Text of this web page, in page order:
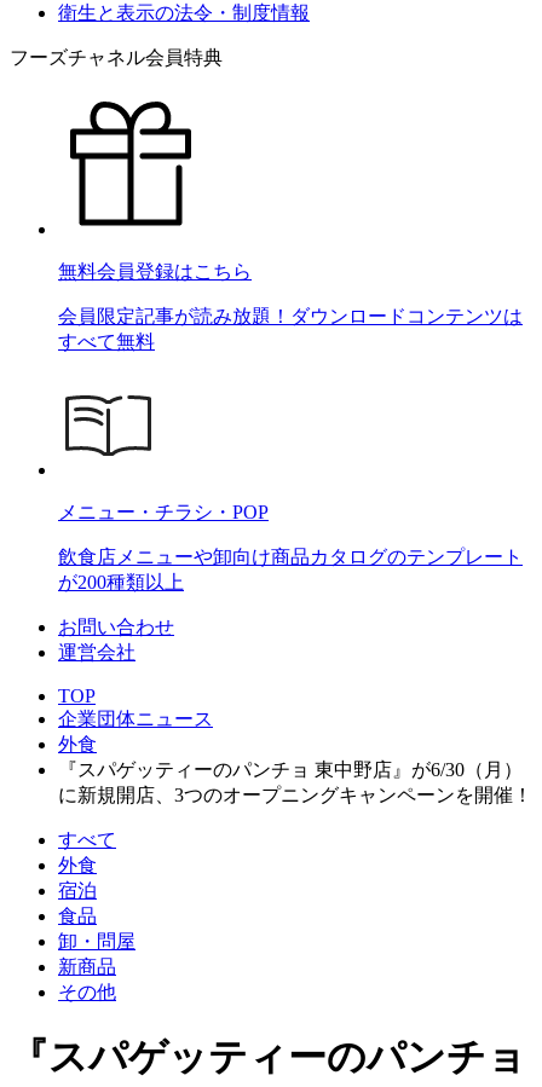
衛生と表示の法令・制度情報
フーズチャネル会員特典
無料会員登録はこちら
会員限定記事が読み放題！ダウンロードコンテンツは
すべて無料
メニュー・チラシ・POP
飲食店メニューや卸向け商品カタログのテンプレート
が200種類以上
お問い合わせ
運営会社
TOP
企業団体ニュース
外食
『スパゲッティーのパンチョ 東中野店』が6/30（月）
に新規開店、3つのオープニングキャンペーンを開催！
すべて
外食
宿泊
食品
卸・問屋
新商品
その他
『スパゲッティーのパンチョ